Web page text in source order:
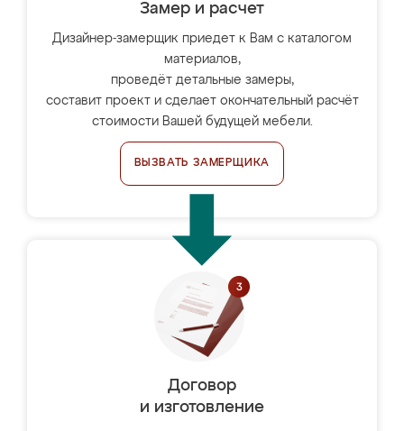
Замер и расчет
Дизайнер-замерщик приедет к Вам с каталогом
материалов,
проведёт детальные замеры,
составит проект и сделает окончательный расчёт
стоимости Вашей будущей мебели.
ВЫЗВАТЬ ЗАМЕРЩИКА
Договор
и изготовление